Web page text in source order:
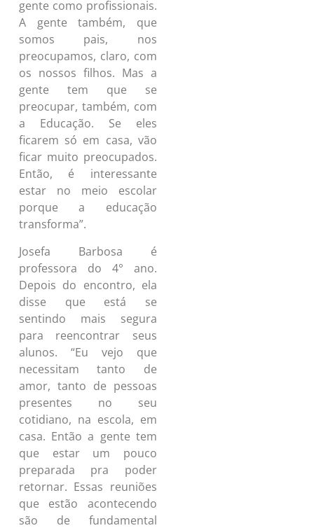
gente como profissionais.
A gente também, que
somos pais, nos
preocupamos, claro, com
os nossos filhos. Mas a
gente tem que se
preocupar, também, com
a Educação. Se eles
ficarem só em casa, vão
ficar muito preocupados.
Então, é interessante
estar no meio escolar
porque a educação
transforma”.
Josefa Barbosa é
professora do 4° ano.
Depois do encontro, ela
disse que está se
sentindo mais segura
para reencontrar seus
alunos. “Eu vejo que
necessitam tanto de
amor, tanto de pessoas
presentes no seu
cotidiano, na escola, em
casa. Então a gente tem
que estar um pouco
preparada pra poder
retornar. Essas reuniões
que estão acontecendo
são de fundamental